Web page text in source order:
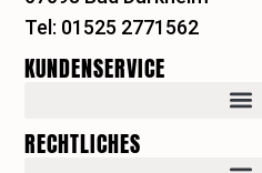
a
m
s
t
Tel: 01525 2771562
KUNDENSERVICE
RECHTLICHES